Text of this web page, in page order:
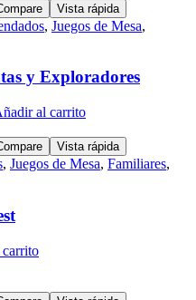
Vista rápida
, Juegos de Mesa,
y Exploradores
al carrito
Vista rápida
, Juegos de Mesa, Familiares,